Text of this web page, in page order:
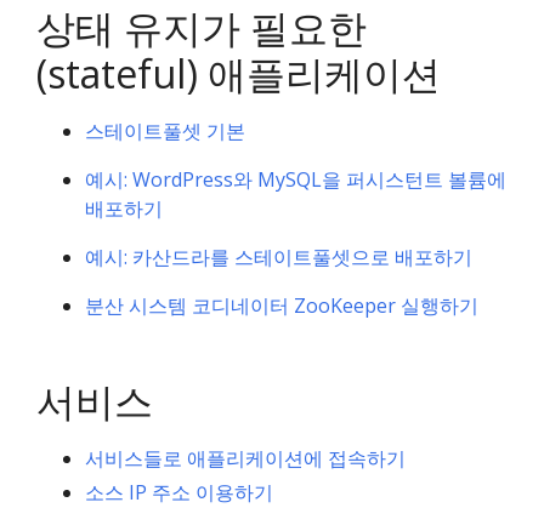
상태 유지가 필요한
(stateful) 애플리케이션
스테이트풀셋 기본
예시: WordPress와 MySQL을 퍼시스턴트 볼륨에
배포하기
예시: 카산드라를 스테이트풀셋으로 배포하기
분산 시스템 코디네이터 ZooKeeper 실행하기
서비스
서비스들로 애플리케이션에 접속하기
소스 IP 주소 이용하기